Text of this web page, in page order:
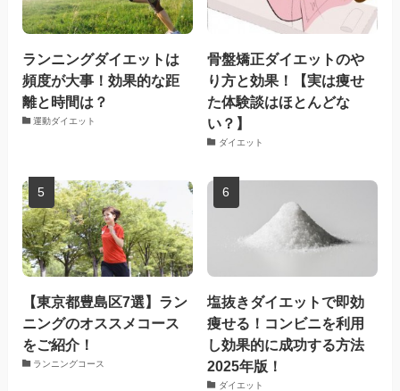
ランニングダイエットは
頻度が大事！効果的な距
離と時間は？
運動ダイエット
骨盤矯正ダイエットのや
り方と効果！【実は痩せ
た体験談はほとんどな
い？】
ダイエット
【東京都豊島区7選】ラン
ニングのオススメコース
をご紹介！
ランニングコース
塩抜きダイエットで即効
痩せる！コンビニを利用
し効果的に成功する方法
2025年版！
ダイエット